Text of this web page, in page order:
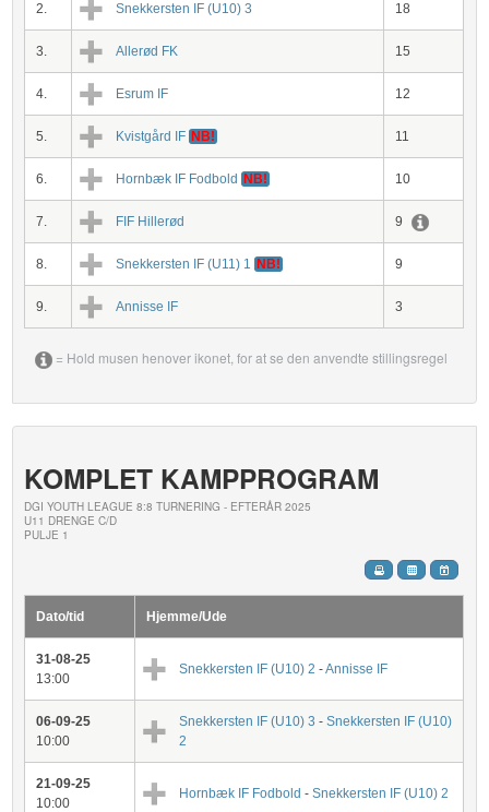
2. Snekkersten IF (U10) 3 18
3. Allerød FK 15
4. Esrum IF 12
5. Kvistgård IF NB! 11
6. Hornbæk IF Fodbold NB! 10
7. FIF Hillerød 9
8. Snekkersten IF (U11) 1 NB! 9
9. Annisse IF 3
= Hold musen henover ikonet, for at se den anvendte stillingsregel
KOMPLET KAMPPROGRAM
DGI YOUTH LEAGUE 8:8 TURNERING - EFTERÅR 2025
U11 DRENGE C/D
PULJE 1
Dato/tid Hjemme/Ude
31-08-25
13:00
Snekkersten IF (U10) 2 -Annisse IF
06-09-25
10:00
Snekkersten IF (U10) 3 -Snekkersten IF (U10)
2
21-09-25
10:00
Hornbæk IF Fodbold -Snekkersten IF (U10) 2